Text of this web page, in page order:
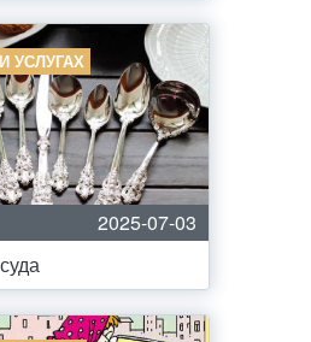
УСЛУГАХ
2025-07-03